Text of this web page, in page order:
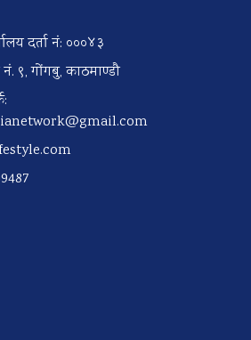
दर्ता नं: ०००४३
९, गोंगबु, काठमाण्डौ